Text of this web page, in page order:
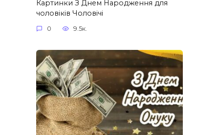
Картинки З Днем Народження для
чоловіків​ Чоловічі
0 9.5к.